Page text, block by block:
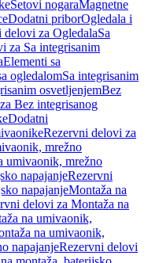
Setovi nogaraMagnetne
Dodatni priborOgledala i
delovi za OgledalaSa
za Sa integrisanim
Elementi sa
ogledalomSa integrisanim
osvetljenjemBez
Bez integrisanog
Dodatni
Rezervni delovi za
mrežno
umivaonik, mrežno
napajanjeRezervni
napajanjeMontaža na
delovi za Montaža na
na umivaonik,
na umivaonik,
napajanjeRezervni delovi